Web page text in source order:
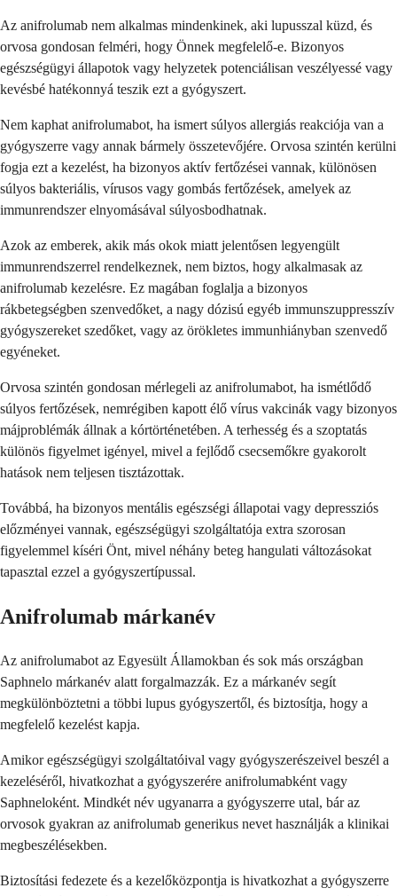
Az anifrolumab nem alkalmas mindenkinek, aki lupusszal küzd, és
orvosa gondosan felméri, hogy Önnek megfelelő-e. Bizonyos
egészségügyi állapotok vagy helyzetek potenciálisan veszélyessé vagy
kevésbé hatékonnyá teszik ezt a gyógyszert.
Nem kaphat anifrolumabot, ha ismert súlyos allergiás reakciója van a
gyógyszerre vagy annak bármely összetevőjére. Orvosa szintén kerülni
fogja ezt a kezelést, ha bizonyos aktív fertőzései vannak, különösen
súlyos bakteriális, vírusos vagy gombás fertőzések, amelyek az
immunrendszer elnyomásával súlyosbodhatnak.
Azok az emberek, akik más okok miatt jelentősen legyengült
immunrendszerrel rendelkeznek, nem biztos, hogy alkalmasak az
anifrolumab kezelésre. Ez magában foglalja a bizonyos
rákbetegségben szenvedőket, a nagy dózisú egyéb immunszuppresszív
gyógyszereket szedőket, vagy az örökletes immunhiányban szenvedő
egyéneket.
Orvosa szintén gondosan mérlegeli az anifrolumabot, ha ismétlődő
súlyos fertőzések, nemrégiben kapott élő vírus vakcinák vagy bizonyos
májproblémák állnak a kórtörténetében. A terhesség és a szoptatás
különös figyelmet igényel, mivel a fejlődő csecsemőkre gyakorolt
hatások nem teljesen tisztázottak.
Továbbá, ha bizonyos mentális egészségi állapotai vagy depressziós
előzményei vannak, egészségügyi szolgáltatója extra szorosan
figyelemmel kíséri Önt, mivel néhány beteg hangulati változásokat
tapasztal ezzel a gyógyszertípussal.
Anifrolumab márkanév
Az anifrolumabot az Egyesült Államokban és sok más országban
Saphnelo márkanév alatt forgalmazzák. Ez a márkanév segít
megkülönböztetni a többi lupus gyógyszertől, és biztosítja, hogy a
megfelelő kezelést kapja.
Amikor egészségügyi szolgáltatóival vagy gyógyszerészeivel beszél a
kezeléséről, hivatkozhat a gyógyszerére anifrolumabként vagy
Saphneloként. Mindkét név ugyanarra a gyógyszerre utal, bár az
orvosok gyakran az anifrolumab generikus nevet használják a klinikai
megbeszélésekben.
Biztosítási fedezete és a kezelőközpontja is hivatkozhat a gyógyszerre